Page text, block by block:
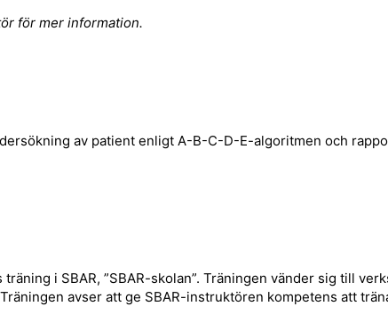
för mer information.
av patient enligt A-B-C-D-E-algoritmen och
i SBAR, ”SBAR-skolan”. Träningen vänder sig till
avser att ge SBAR-instruktören kompetens att